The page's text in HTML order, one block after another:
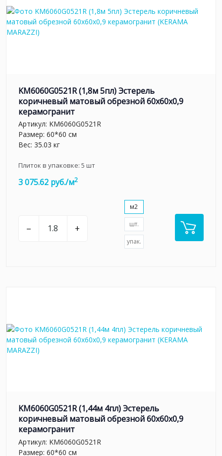
KM6060G0521R (1,8м 5пл) Эстерель
коричневый матовый обрезной 60x60x0,9
керамогранит
Артикул: KM6060G0521R
Размер: 60*60 см
Вес: 35.03 кг
Плиток в упаковке: 5 шт
3 075.62 руб./м2
– +
м2
шт.
упак.
KM6060G0521R (1,44м 4пл) Эстерель
коричневый матовый обрезной 60x60x0,9
керамогранит
Артикул: KM6060G0521R
Размер: 60*60 см